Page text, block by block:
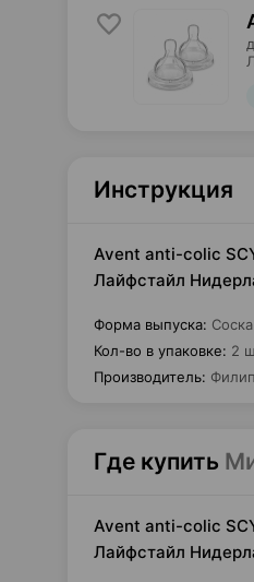
Инструкция
Avent anti-colic
Лайфстайл
Форма выпуска:
Кол-во в упаковке: 2
Производитель:
Где купить
Avent anti-colic
Лайфстайл